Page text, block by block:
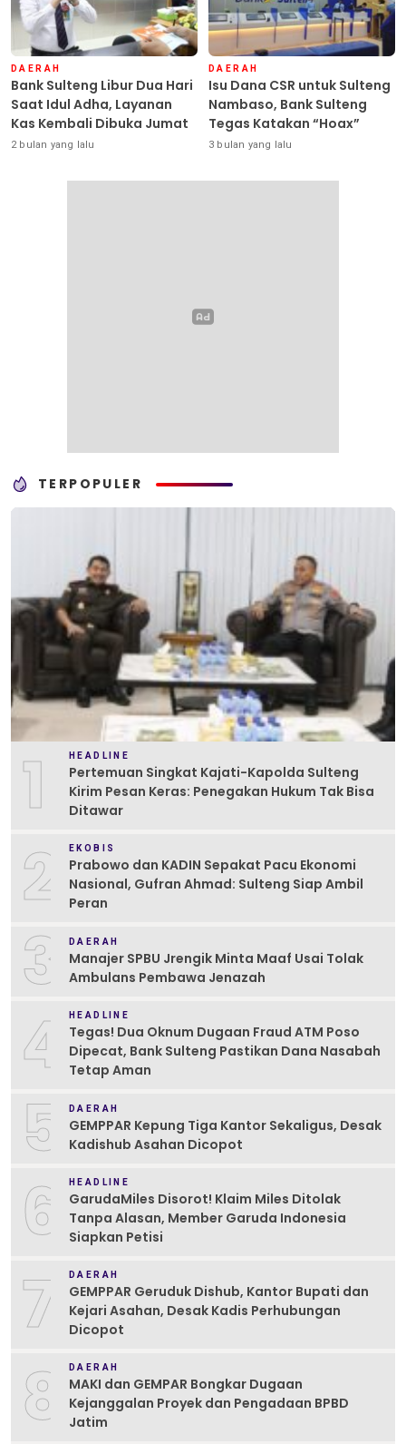
DAERAH
Bank Sulteng Libur Dua Hari
Saat Idul Adha, Layanan
Kas Kembali Dibuka Jumat
2 bulan yang lalu
DAERAH
Isu Dana CSR untuk Sulteng
Nambaso, Bank Sulteng
Tegas Katakan “Hoax”
3 bulan yang lalu
TERPOPULER
1 HEADLINE
Pertemuan Singkat Kajati-Kapolda Sulteng
Kirim Pesan Keras: Penegakan Hukum Tak Bisa
Ditawar
2 EKOBIS
Prabowo dan KADIN Sepakat Pacu Ekonomi
Nasional, Gufran Ahmad: Sulteng Siap Ambil
Peran
3 DAERAH
Manajer SPBU Jrengik Minta Maaf Usai Tolak
Ambulans Pembawa Jenazah
4 HEADLINE
Tegas! Dua Oknum Dugaan Fraud ATM Poso
Dipecat, Bank Sulteng Pastikan Dana Nasabah
Tetap Aman
5 DAERAH
GEMPPAR Kepung Tiga Kantor Sekaligus, Desak
Kadishub Asahan Dicopot
6 HEADLINE
GarudaMiles Disorot! Klaim Miles Ditolak
Tanpa Alasan, Member Garuda Indonesia
Siapkan Petisi
7 DAERAH
GEMPPAR Geruduk Dishub, Kantor Bupati dan
Kejari Asahan, Desak Kadis Perhubungan
Dicopot
8 DAERAH
MAKI dan GEMPAR Bongkar Dugaan
Kejanggalan Proyek dan Pengadaan BPBD
Jatim